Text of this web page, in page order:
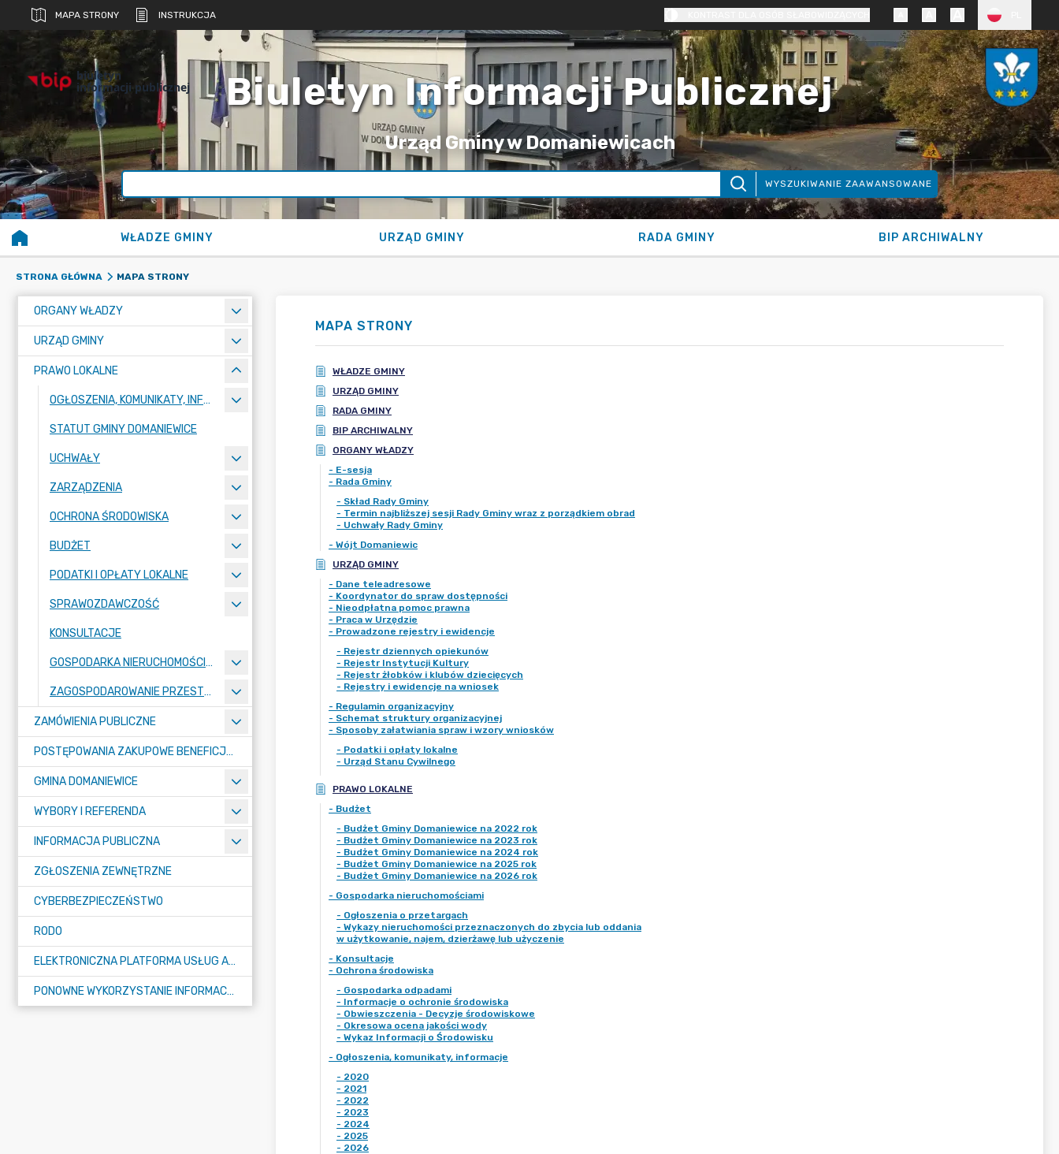
MAPA STRONY INSTRUKCJA
biuletyn
informacji publicznej Biuletyn Informacji Publicznej
Urząd Gminy w Domaniewicach
WYSZUKIWANIE ZAAWANSOWANE
WŁADZE GMINY URZĄD GMINY RADA GMINY BIP ARCHIWALNY
STRONA GŁÓWNA MAPA STRONY
ORGANY WŁADZY
URZĄD GMINY
PRAWO LOKALNE
OGŁOSZENIA, KOMUNIKATY, INFORMACJE
STATUT GMINY DOMANIEWICE
UCHWAŁY
ZARZĄDZENIA
OCHRONA ŚRODOWISKA
BUDŻET
PODATKI I OPŁATY LOKALNE
SPRAWOZDAWCZOŚĆ
KONSULTACJE
GOSPODARKA NIERUCHOMOŚCIAMI
ZAGOSPODAROWANIE PRZESTRZENNE
ZAMÓWIENIA PUBLICZNE
POSTĘPOWANIA ZAKUPOWE BENEFICJENTÓW DOTACJI
GMINA DOMANIEWICE
WYBORY I REFERENDA
INFORMACJA PUBLICZNA
ZGŁOSZENIA ZEWNĘTRZNE
CYBERBEZPIECZEŃSTWO
RODO
ELEKTRONICZNA PLATFORMA USŁUG ADMINISTRACJI PUBLICZNEJ - EPUAP
PONOWNE WYKORZYSTANIE INFORMACJI PUBLICZNEJ
MAPA STRONY
WŁADZE GMINY
URZĄD GMINY
RADA GMINY
BIP ARCHIWALNY
ORGANY WŁADZY
- E-sesja
- Rada Gminy
- Skład Rady Gminy
- Termin najbliższej sesji Rady Gminy wraz z porządkiem obrad
- Uchwały Rady Gminy
- Wójt Domaniewic
URZĄD GMINY
- Dane teleadresowe
- Koordynator do spraw dostępności
- Nieodpłatna pomoc prawna
- Praca w Urzędzie
- Prowadzone rejestry i ewidencje
- Rejestr dziennych opiekunów
- Rejestr Instytucji Kultury
- Rejestr żłobków i klubów dziecięcych
- Rejestry i ewidencje na wniosek
- Regulamin organizacyjny
- Schemat struktury organizacyjnej
- Sposoby załatwiania spraw i wzory wniosków
- Podatki i opłaty lokalne
- Urząd Stanu Cywilnego
PRAWO LOKALNE
- Budżet
- Budżet Gminy Domaniewice na 2022 rok
- Budżet Gminy Domaniewice na 2023 rok
- Budżet Gminy Domaniewice na 2024 rok
- Budżet Gminy Domaniewice na 2025 rok
- Budżet Gminy Domaniewice na 2026 rok
- Gospodarka nieruchomościami
- Ogłoszenia o przetargach
- Wykazy nieruchomości przeznaczonych do zbycia lub oddania
w użytkowanie, najem, dzierżawę lub użyczenie
- Konsultacje
- Ochrona środowiska
- Gospodarka odpadami
- Informacje o ochronie środowiska
- Obwieszczenia - Decyzje środowiskowe
- Okresowa ocena jakości wody
- Wykaz Informacji o Środowisku
- Ogłoszenia, komunikaty, informacje
- 2020
- 2021
- 2022
- 2023
- 2024
- 2025
- 2026